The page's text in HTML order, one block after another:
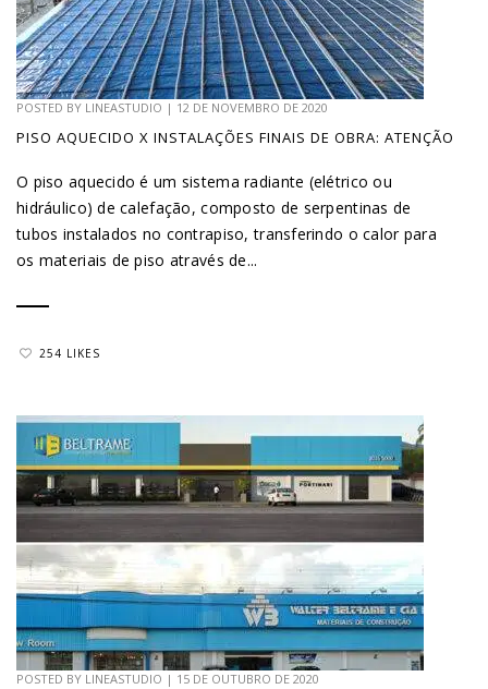
POSTED BY LINEASTUDIO | 12 DE NOVEMBRO DE 2020
PISO AQUECIDO X INSTALAÇÕES FINAIS DE OBRA: ATENÇÃO
O piso aquecido é um sistema radiante (elétrico ou
hidráulico) de calefação, composto de serpentinas de
tubos instalados no contrapiso, transferindo o calor para
os materiais de piso através de...
254 LIKES
POSTED BY LINEASTUDIO | 15 DE OUTUBRO DE 2020